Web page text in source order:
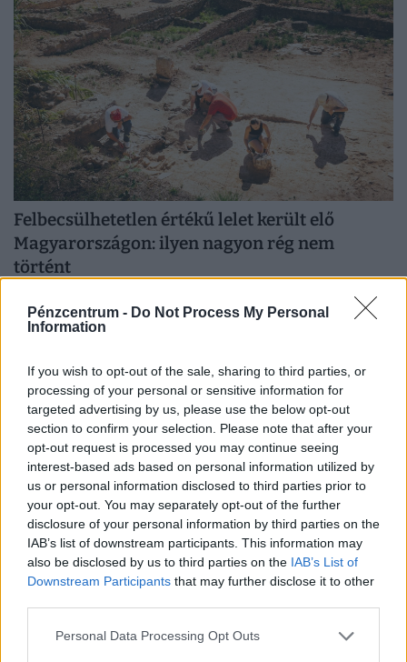
Pénzcentrum - Do Not Process My Personal
Information
If you wish to opt-out of the sale, sharing to third parties, or
processing of your personal or sensitive information for
targeted advertising by us, please use the below opt-out
section to confirm your selection. Please note that after your
opt-out request is processed you may continue seeing
interest-based ads based on personal information utilized by
us or personal information disclosed to third parties prior to
your opt-out. You may separately opt-out of the further
disclosure of your personal information by third parties on the
IAB’s list of downstream participants. This information may
also be disclosed by us to third parties on the IAB’s List of
Downstream Participants that may further disclose it to other
Personal Data Processing Opt Outs
Felbecsülhetetlen értékű lelet került elő
Magyarországon: ilyen nagyon rég nem
történt
A lelet hatalmas jelentőséggel bír, segítségével ugyanis
tovább kutathatók lesznek a római kori múlt emlékei a
Újabb közkedvelt strandon rendeltek el fürdési
tilalmat: súlyos a vízminőség-romlás
A Szent Anna-tó Közép- és Kelet-Európa egyetlen